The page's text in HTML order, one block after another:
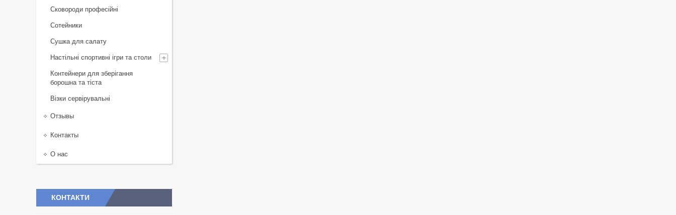
Сковороди професійні
Сотейники
Сушка для салату
Настільні спортивні ігри та столи
Контейнери для зберігання
борошна та тіста
Візки сервірувальні
Отзывы
Контакты
О нас
КОНТАКТИ